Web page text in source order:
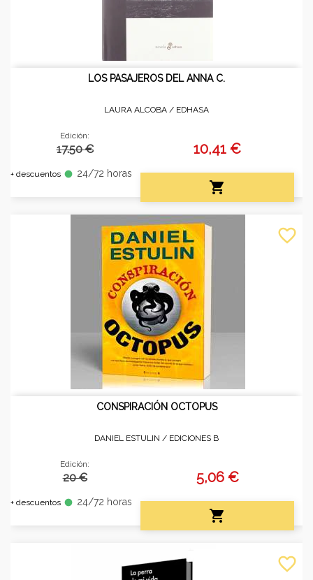
LOS PASAJEROS DEL ANNA C.
LAURA ALCOBA / EDHASA
Edición:
17.50 €
+ descuentos fiber_manual_record 24/72 horas
10,41 €

CONSPIRACIÓN OCTOPUS
DANIEL ESTULIN / EDICIONES B
Edición:
20 €
+ descuentos fiber_manual_record 24/72 horas
5,06 €

favorite_border
favorite_border